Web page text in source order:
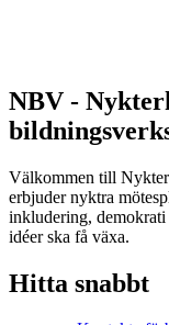
NBV -
Välkommen till
erbjuder nyktra
inkludering,
idéer ska få växa.
Hitta snabbt